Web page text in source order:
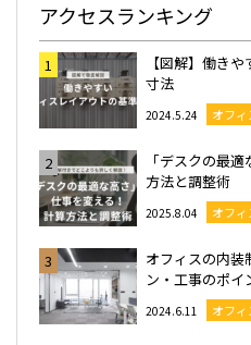
アクセスランキング
1
【図解】働き
寸法
2024.5.24 オフ
2
「デスクの最
方法と調整術
2025.8.04 オフ
3
オフィスの内装
ン・工事のポイ
2024.6.11 オフ